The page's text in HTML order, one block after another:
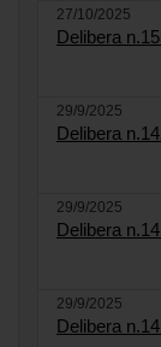
27/10/2025
Delibera
29/9/2025
Delibera
29/9/2025
Delibera
29/9/2025
Delibera